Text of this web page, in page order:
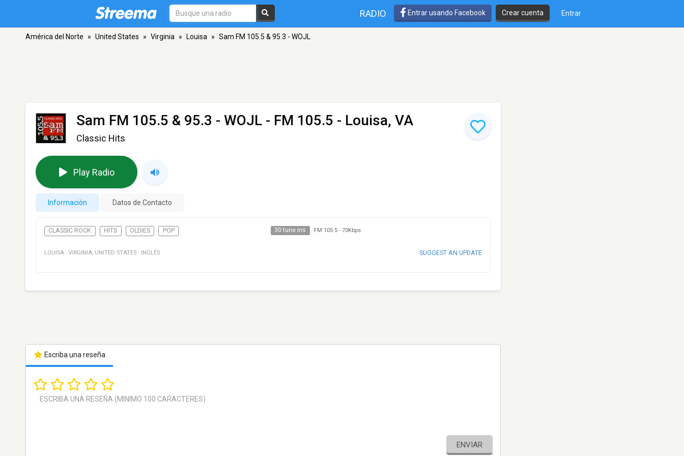
RADIO Entrar usando Facebook Crear cuenta Entrar
América del Norte » United States » Virginia » Louisa » Sam FM 105.5 & 95.3 - WOJL
Sam FM 105.5 & 95.3 - WOJL - FM 105.5 - Louisa, VA
Classic Hits
Play Radio
Información Datos de Contacto
CLASSIC ROCK HITS OLDIES POP 30 tune ins FM 105.5- 70Kbps
LOUISA · VIRGINIA, UNITED STATES · INGLÉS SUGGEST AN UPDATE
Escriba una reseña
ENVIAR